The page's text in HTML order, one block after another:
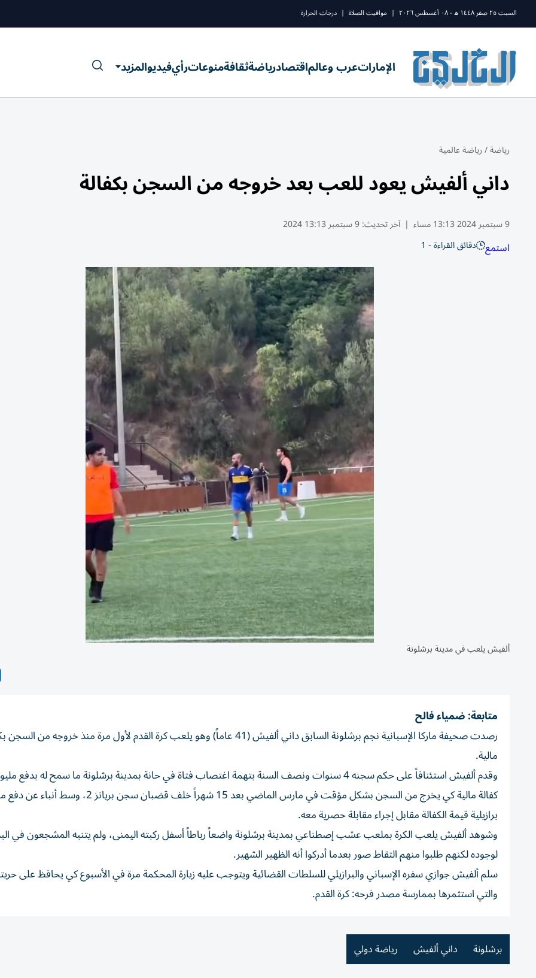
السبت ٢٥ صفر ١٤٤٨ ه - ٠٨ أغسطس ٢٠٢٦ | مواقيت الصلاة | درجات الحرارة
الإماراتعرب وعالماقتصادرياضةثقافةمنوعاترأيفيديوالمزيد
رياضة/رياضة عالمية
داني ألفيش يعود للعب بعد خروجه من السجن بكفالة
9 سبتمبر 2024 13:13 مساء | آخر تحديث:9 سبتمبر 13:13 2024
استمع دقائق القراءة - 1
ألفيش يلعب في مدينة برشلونة
متابعة: ضمياء فالح
رصدت صحيفة ماركا الإسبانية نجم برشلونة السابق داني ألفيش (41 عاماً) وهو يلعب كرة القدم لأول مرة منذ خروجه من
مالية.
وقدم ألفيش استئنافاً على حكم سجنه 4 سنوات ونصف السنة بتهمة اغتصاب فتاة في حانة بمدينة برشلونة ما سمح له بدفع
كفالة مالية كي يخرج من السجن بشكل مؤقت في مارس الماضي بعد 15 شهراً خلف قضبان سجن بريانز 2،
برازيلية قيمة الكفالة مقابل إجراء مقابلة حصرية معه.
وشوهد ألفيش يلعب الكرة بملعب عشب إصطناعي بمدينة برشلونة واضعاً رباطاً أسفل ركبته اليمنى، ولم يتنبه المشجعون في
لوجوده لكنهم طلبوا منهم التقاط صور بعدما أدركوا أنه الظهير الشهير.
سلم ألفيش جوازي سفره الإسباني والبرازيلي للسلطات القضائية ويتوجب عليه زيارة المحكمة مرة في الأسبوع كي يحافظ على
والتي استثمرها بممارسة مصدر فرحه: كرة القدم.
برشلونة داني ألفيش رياضة دولي